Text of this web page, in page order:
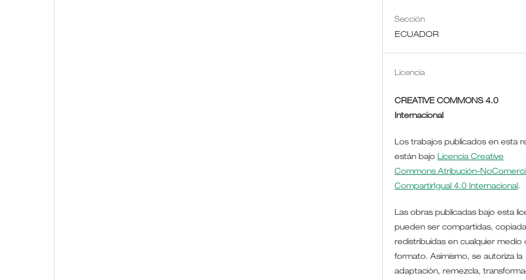
Sección
ECUADOR
Licencia
CREATIVE COMMONS 4.0
Internacional
Los trabajos publicados en esta
están bajoLicencia Creative
Commons Atribución-
CompartirIgual 4.0 Internacional.
Las obras publicadas bajo esta
pueden ser compartidas,
redistribuidas en cualquier medio
formato. Asimismo, se autoriza la
adaptación, remezcla,